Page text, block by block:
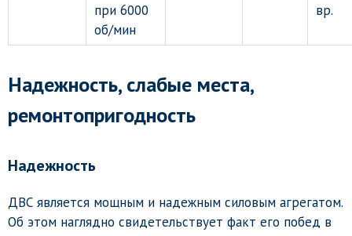
при 6000
об/мин
вр.
Надежность, слабые места,
ремонтопригодность
Надежность
ДВС является мощным и надежным силовым агрегатом.
Об этом наглядно свидетельствует факт его побед в